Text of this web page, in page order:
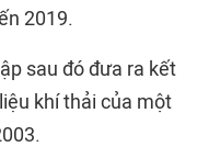
2019.
sau đó đưa ra kết
khí thải của một